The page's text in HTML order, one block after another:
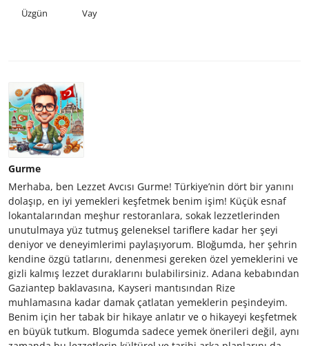
Üzgün Vay
Gurme
Merhaba, ben Lezzet Avcısı Gurme! Türkiye’nin dört bir yanını
dolaşıp, en iyi yemekleri keşfetmek benim işim! Küçük esnaf
lokantalarından meşhur restoranlara, sokak lezzetlerinden
unutulmaya yüz tutmuş geleneksel tariflere kadar her şeyi
deniyor ve deneyimlerimi paylaşıyorum. Bloğumda, her şehrin
kendine özgü tatlarını, denenmesi gereken özel yemeklerini ve
gizli kalmış lezzet duraklarını bulabilirsiniz. Adana kebabından
Gaziantep baklavasına, Kayseri mantısından Rize
muhlamasına kadar damak çatlatan yemeklerin peşindeyim.
Benim için her tabak bir hikaye anlatır ve o hikayeyi keşfetmek
en büyük tutkum. Blogumda sadece yemek önerileri değil, aynı